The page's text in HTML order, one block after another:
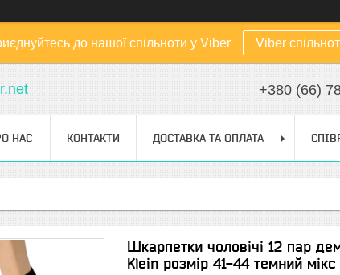
до нашої спільноти у Viber Viber
+380 (66)
НАС КОНТАКТИ ДОСТАВКА ТА ОПЛАТА
Шкарпетки чоловічі 12 пар
Klein розмір 41-44 темний мікс